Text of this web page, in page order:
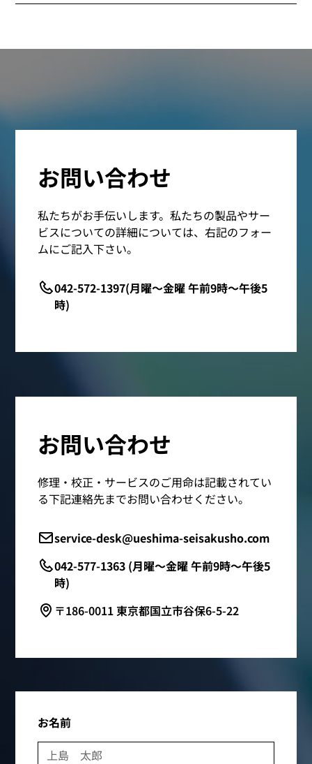
お問い合わせ
私たちがお手伝いします。私たちの製品やサー
ビスについての詳細については、右記のフォー
ムにご記入下さい。
042-572-1397(月曜～金曜 午前9時～午後5
時)
お問い合わせ
修理・校正・サービスのご用命は記載されてい
る下記連絡先までお問い合わせください。
service-desk@ueshima-seisakusho.com
042-577-1363 (月曜～金曜 午前9時～午後5
時)
〒186-0011 東京都国立市谷保6-5-22
お名前